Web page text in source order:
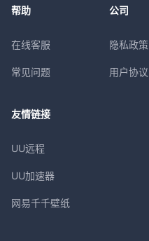
帮助
在线客服
常见问题
公司
隐私政策
用户协议
友情链接
UU远程
UU加速器
网易千千壁纸